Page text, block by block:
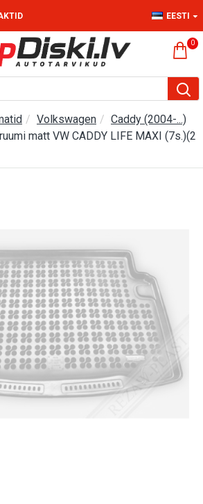
EESTI
0
Volkswagen
Caddy (2004-...)
matt VW CADDY LIFE MAXI (7s.)(2